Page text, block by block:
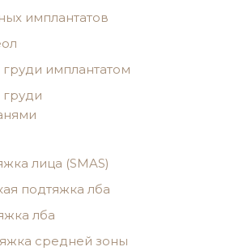
имплантатов
имплантатом
груди
лица (SMAS)
подтяжка лба
лба
средней зоны